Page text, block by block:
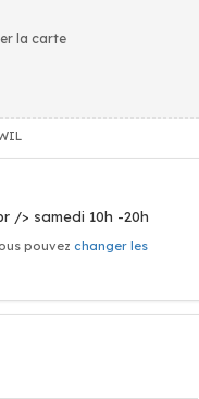
la carte
/> samedi 10h -20h
pouvez changer les